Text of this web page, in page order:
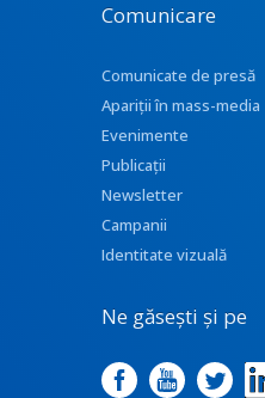
Comunicare
Comunicate de presă
Apariţii în mass-media
Evenimente
Publicații
Newsletter
Campanii
Identitate vizuală
Ne găsești și pe